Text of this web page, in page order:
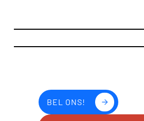
BEL ONS!